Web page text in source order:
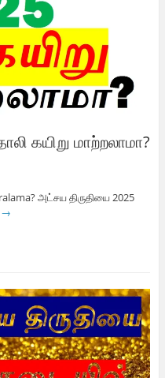
கயிறு மாற்றலாமா?
அட்சய திருதியை 2025
→